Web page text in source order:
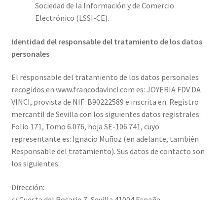
Sociedad de la Información y de Comercio
Electrónico (LSSI-CE).
Identidad del responsable del tratamiento de los datos
personales
El responsable del tratamiento de los datos personales
recogidos en www.francodavinci.com es: JOYERIA FDV DA
VINCI, provista de NIF: B90222589 e inscrita en: Registro
mercantil de Sevilla con los siguientes datos registrales:
Folio 171, Tomo 6.076, hoja SE-106.741, cuyo
representante es: Ignacio Muñoz (en adelante, también
Responsable del tratamiento). Sus datos de contacto son
los siguientes:
Dirección: